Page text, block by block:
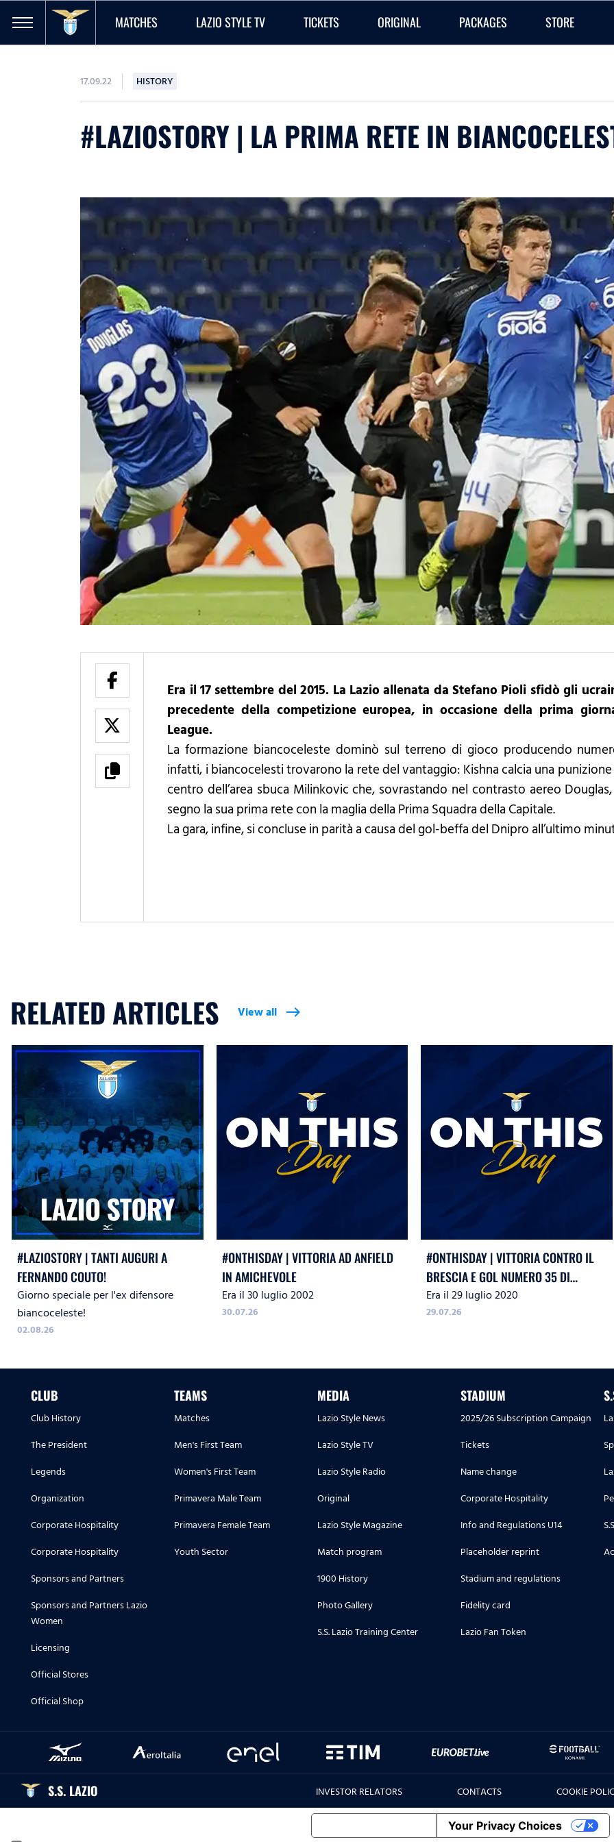
MATCHES LAZIO STYLE TV TICKETS ORIGINAL PACKAGES STORE
17.09.22 HISTORY
#LAZIOSTORY | LA PRIMA RETE IN
Era il 17 settembre del 2015. La Lazio allenata da Stefano Pioli sfidò gli
precedente della competizione europea, in occasione della prima
League.
La formazione biancoceleste dominò sul terreno di gioco producendo
infatti, i biancocelesti trovarono la rete del vantaggio: Kishna calcia una
centro dell’area sbuca Milinkovic che, sovrastando nel contrasto aereo
segno la sua prima rete con la maglia della Prima Squadra della Capitale.
La gara, infine, si concluse in parità a causa del gol-beffa del Dnipro all’ultimo
RELATED ARTICLES View all east
#LAZIOSTORY | TANTI AUGURI A
FERNANDO COUTO!
Giorno speciale per l'ex difensore
biancoceleste!
02.08.26
#ONTHISDAY | VITTORIA AD ANFIELD
IN AMICHEVOLE
Era il 30 luglio 2002
30.07.26
#ONTHISDAY | VITTORIA CONTRO IL
BRESCIA E GOL NUMERO 35 DI
IMMOBILE
Era il 29 luglio 2020
29.07.26
CLUB
Club History
The President
Legends
Organization
Corporate Hospitality
Corporate Hospitality
Sponsors and Partners
Sponsors and Partners Lazio
Women
Licensing
Official Stores
Official Shop
TEAMS
Matches
Men's First Team
Women's First Team
Primavera Male Team
Primavera Female Team
Youth Sector
MEDIA
Lazio Style News
Lazio Style TV
Lazio Style Radio
Original
Lazio Style Magazine
Match program
1900 History
Photo Gallery
S.S. Lazio Training Center
STADIUM
2025/26 Subscription Campaign
Tickets
Name change
Corporate Hospitality
Info and Regulations U14
Placeholder reprint
Stadium and regulations
Fidelity card
Lazio Fan Token
S.S. LAZIO INVESTOR RELATORS CONTACTS COOKIE
Your Privacy Choices